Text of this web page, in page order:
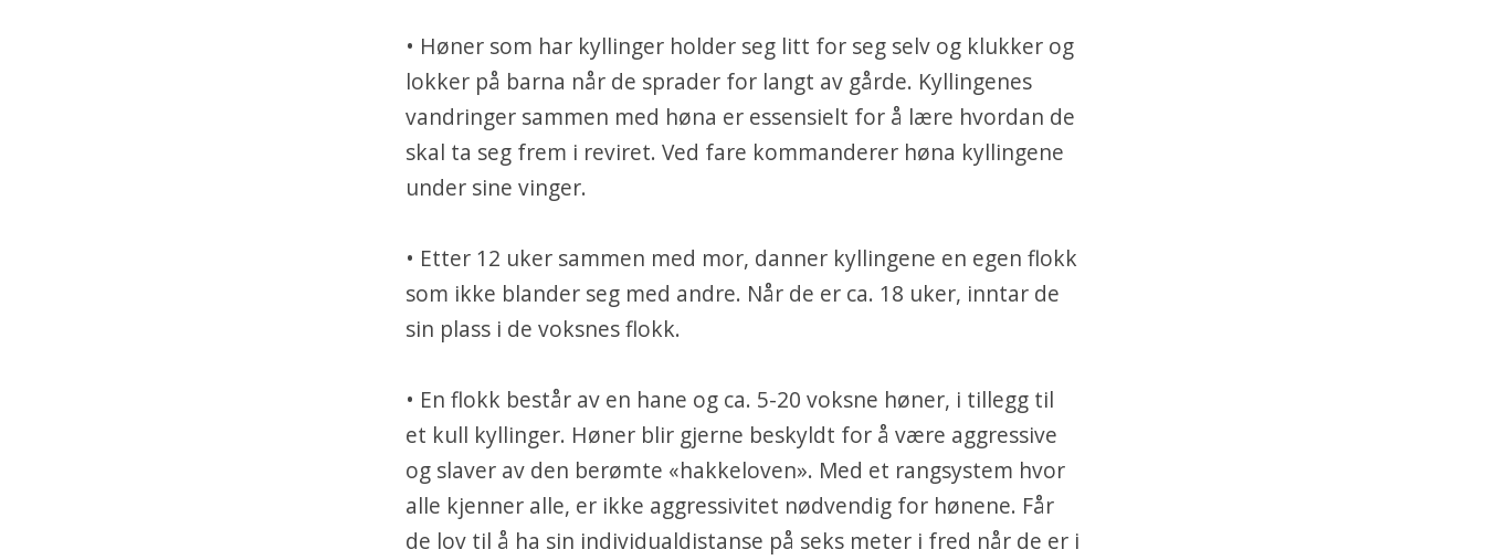
• Høner som har kyllinger holder seg litt for seg selv og klukker og
lokker på barna når de sprader for langt av gårde. Kyllingenes
vandringer sammen med høna er essensielt for å lære hvordan de
skal ta seg frem i reviret. Ved fare kommanderer høna kyllingene
under sine vinger.
• Etter 12 uker sammen med mor, danner kyllingene en egen flokk
som ikke blander seg med andre. Når de er ca. 18 uker, inntar de
sin plass i de voksnes flokk.
• En flokk består av en hane og ca. 5-20 voksne høner, i tillegg til
et kull kyllinger. Høner blir gjerne beskyldt for å være aggressive
og slaver av den berømte «hakkeloven». Med et rangsystem hvor
alle kjenner alle, er ikke aggressivitet nødvendig for hønene. Får
de lov til å ha sin individualdistanse på seks meter i fred når de er i